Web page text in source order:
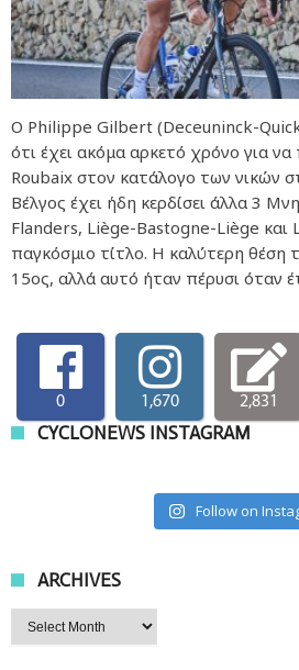
Ο Philippe Gilbert (Deceuninck-
ότι έχει ακόμα αρκετό χρόνο για
Roubaix στον κατάλογο των νικών
Βέλγος έχει ήδη κερδίσει άλλα 3
Flanders, Liège-Bastogne-Liège και
παγκόσμιο τίτλο. Η καλύτερη θέση
15ος, αλλά αυτό ήταν πέρυσι όταν
0 1,670 2,831
CYCLONEWS INSTAGRAM
Follow on
ARCHIVES
Archives